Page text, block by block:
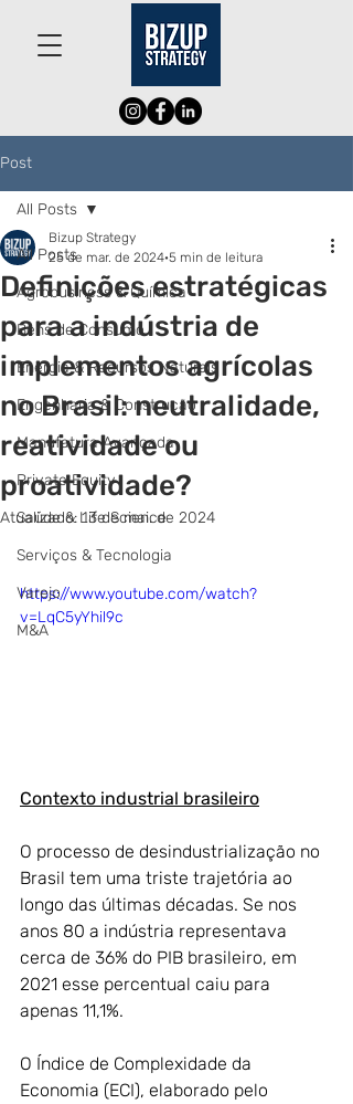
Post
All Posts
Agrobusiness & Química
Bens de Consumo
Energia & Recursos Naturais
Engenharia & Construção
Manufatura Avançada
Private Equity
Saúde & Life Science
Serviços & Tecnologia
Varejo
M&A
All Posts
Definições estratégicas
para a indústria de
implementos agrícolas
no Brasil: neutralidade,
reatividade ou
proatividade?
Bizup Strategy
25 de mar. de 2024 5 min de leitura
Atualizado:13 de mai. de 2024
https://www.youtube.com/watch?
v=LqC5yYhil9c
Contexto industrial brasileiro
O processo de desindustrialização no
Brasil tem uma triste trajetória ao
longo das últimas décadas. Se nos
anos 80 a indústria representava
cerca de 36% do PIB brasileiro, em
2021 esse percentual caiu para
apenas 11,1%.
O Índice de Complexidade da
Economia (ECI), elaborado pelo